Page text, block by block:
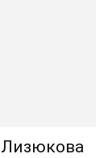
Лизюкова